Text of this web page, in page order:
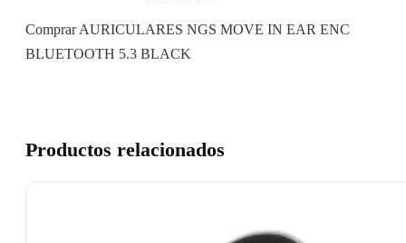
Comprar AURICULARES NGS MOVE IN EAR ENC
BLUETOOTH 5.3 BLACK
Productos relacionados